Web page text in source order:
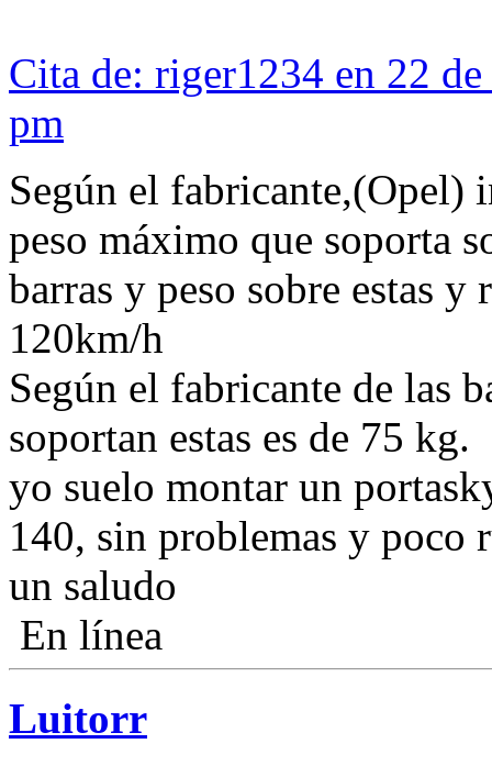
Cita de: riger1234 en 22
pm
Según el fabricante,(Opel)
peso máximo que soporta
barras y peso sobre estas y
120km/h
Según el fabricante de las
soportan estas es de 75 kg.
yo suelo montar un
140, sin problemas y poco
un saludo
En línea
Luitorr